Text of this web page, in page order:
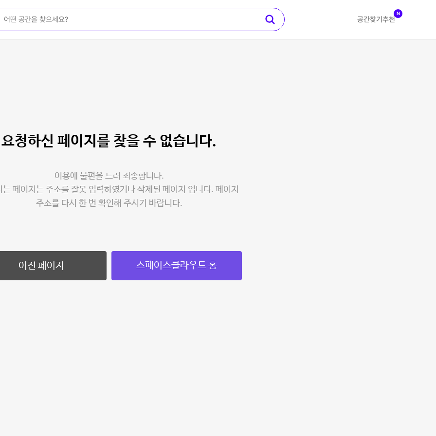
공간찾기 추천
N
요청하신 페이지를 찾을 수 없습니다.
이용에 불편을 드려 죄송합니다.
는 페이지는 주소를 잘못 입력하였거나 삭제된 페이지 입니다. 페이지
주소를 다시 한 번 확인해 주시기 바랍니다.
이전 페이지 스페이스클라우드 홈